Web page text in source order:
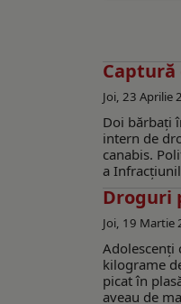
Captură
Joi, 23 Aprilie
Doi bărbați
intern de
canabis.
a
Droguri
Joi, 19 Martie
Adolescenți
kilograme
picat în
aveau de